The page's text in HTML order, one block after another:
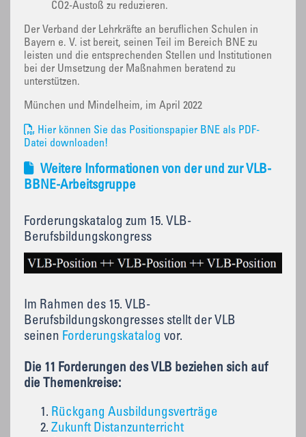
CO2-Austoß zu reduzieren.
Der Verband der Lehrkräfte an beruflichen Schulen in
Bayern e. V. ist bereit, seinen Teil im Bereich BNE zu
leisten und die entsprechenden Stellen und Institutionen
bei der Umsetzung der Maßnahmen beratend zu
unterstützen.
München und Mindelheim, im April 2022
Hier können Sie das Positionspapier BNE als PDF-
Datei downloaden!
Weitere Informationen von der und zur VLB-
BBNE-Arbeitsgruppe
Forderungskatalog zum 15. VLB-
Berufsbildungskongress
Im Rahmen des 15. VLB-
Berufsbildungskongresses stellt der VLB
seinen Forderungskatalog vor.
Die 11 Forderungen des VLB beziehen sich auf
die Themenkreise:
Rückgang Ausbildungsverträge
Zukunft Distanzunterricht